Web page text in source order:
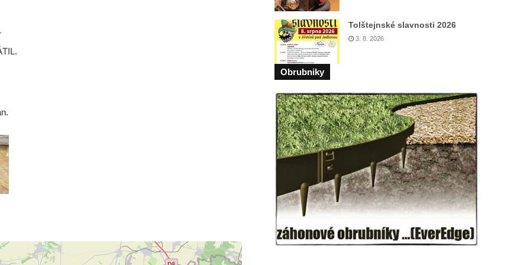
Tolštejnské slavnosti 2026
3. 8. 2026
Obrubniky